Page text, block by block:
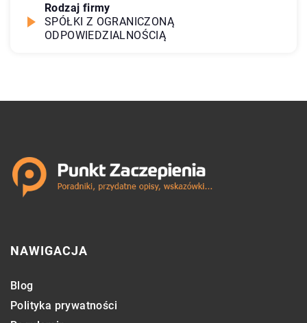
Rodzaj firmy
SPÓŁKI Z OGRANICZONĄ
ODPOWIEDZIALNOŚCIĄ
NAWIGACJA
Blog
Polityka prywatności